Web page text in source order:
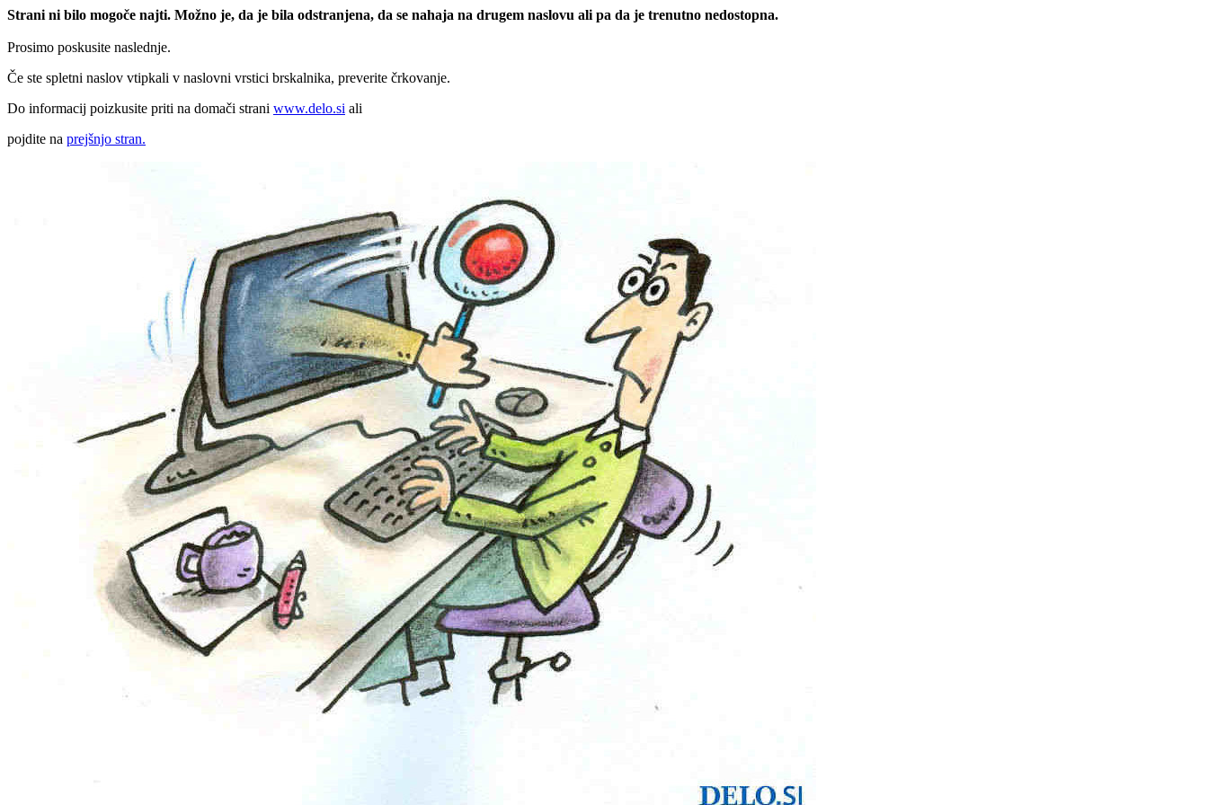
Strani ni bilo mogoče najti. Možno je, da je bila odstranjena, da se nahaja na drugem naslovu ali pa da je trenutno nedostopna.
Prosimo poskusite naslednje.
Če ste spletni naslov vtipkali v naslovni vrstici brskalnika, preverite črkovanje.
Do informacij poizkusite priti na domači strani www.delo.si ali
pojdite na prejšnjo stran.